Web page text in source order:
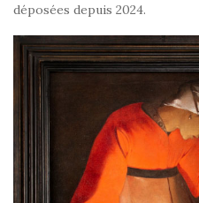
déposées depuis 2024.